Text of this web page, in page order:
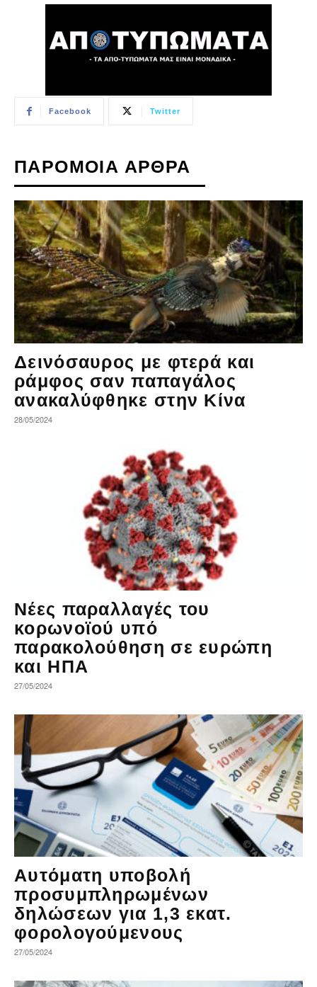
Facebook Twitter
ΠΑΡΟΜΟΙΑ ΑΡΘΡΑ
Δεινόσαυρος με φτερά και
ράμφος σαν παπαγάλος
ανακαλύφθηκε στην Κίνα
28/05/2024
Νέες παραλλαγές του
κορωνοϊού υπό
παρακολούθηση σε ευρώπη
και ΗΠΑ
27/05/2024
Αυτόματη υποβολή
προσυμπληρωμένων
δηλώσεων για 1,3 εκατ.
φορολογούμενους
27/05/2024